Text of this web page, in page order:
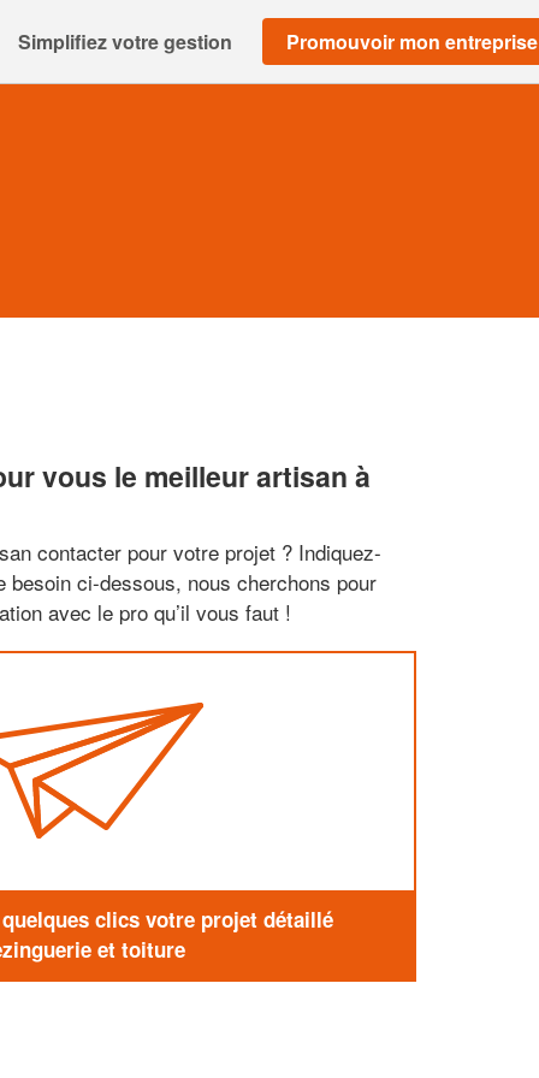
Simplifiez votre gestion Promouvoir mon entreprise
vous le meilleur artisan à
contacter pour votre projet ? Indiquez-
besoin ci-dessous, nous cherchons pour
avec le pro qu’il vous faut !
clics votre projet détaillé
et toiture